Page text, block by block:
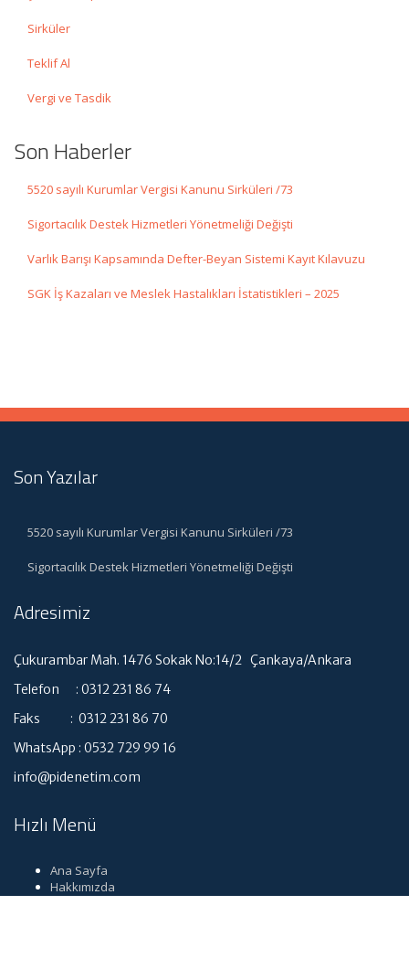
Sirküler
Teklif Al
Vergi ve Tasdik
Son Haberler
5520 sayılı Kurumlar Vergisi Kanunu Sirküleri /73
Sigortacılık Destek Hizmetleri Yönetmeliği Değişti
Varlık Barışı Kapsamında Defter-Beyan Sistemi Kayıt Kılavuzu
SGK İş Kazaları ve Meslek Hastalıkları İstatistikleri – 2025
Son Yazılar
5520 sayılı Kurumlar Vergisi Kanunu Sirküleri /73
Sigortacılık Destek Hizmetleri Yönetmeliği Değişti
Adresimiz
Çukurambar Mah. 1476 Sokak No:14/2 Çankaya/Ankara
Telefon : 0312 231 86 74
Faks : 0312 231 86 70
WhatsApp : 0532 729 99 16
info@pidenetim.com
Hızlı Menü
Ana Sayfa
Hakkımızda